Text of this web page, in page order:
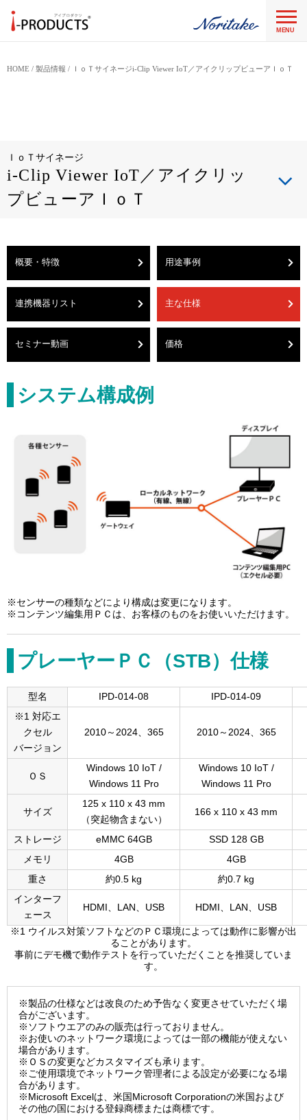
MENU
HOME 製品情報 ＩｏＴサイネージi-Clip Viewer IoT／アイクリップビューアＩｏＴ
ＩｏＴサイネージ
i-Clip Viewer IoT／アイクリッ
プビューアＩｏＴ
概要・特徴 用途事例
連携機器リスト 主な仕様
セミナー動画 価格
システム構成例
※センサーの種類などにより構成は変更になります。
※コンテンツ編集用ＰＣは、お客様のものをお使いいただけます。
プレーヤーＰＣ（STB）仕様
型名 IPD-014-08
IPD-014-09
※1 対応エ
クセル
バージョン
2010～2024、365 2010～2024、365
ＯＳ
Windows 10 IoT /
Windows 11 Pro
Windows 10 IoT /
Windows 11 Pro
サイズ
125 x 110 x 43 mm
（突起物含まない）
166 x 110 x 43 mm
ストレージ eMMC 64GB
SSD 128 GB
メモリ
4GB
4GB
重さ
約0.5 kg
約0.7 kg
インターフ
ェース
HDMI、LAN、USB HDMI、LAN、USB
※1 ウイルス対策ソフトなどのＰＣ環境によっては動作に影響が出
ることがあります。
事前にデモ機で動作テストを行っていただくことを推奨していま
す。
※製品の仕様などは改良のため予告なく変更させていただく場
合がございます。
※ソフトウエアのみの販売は行っておりません。
※お使いのネットワーク環境によっては一部の機能が使えない
場合があります。
※ＯＳの変更などカスタマイズも承ります。
※ご使用環境でネットワーク管理者による設定が必要になる場
合があります。
※Microsoft Excelは、米国Microsoft Corporationの米国および
その他の国における登録商標または商標です。